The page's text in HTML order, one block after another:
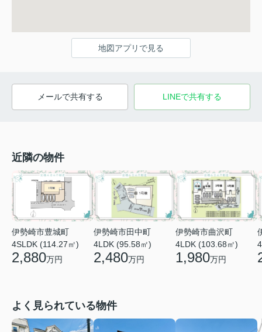
地図アプリで見る
メールで共有する LINEで共有する
近隣の物件
伊勢崎市豊城町
4SLDK (114.27㎡)
2,880万円
伊勢崎市田中町
4LDK (95.58㎡)
2,480万円
伊勢崎市曲沢町
4LDK (103.68㎡)
1,980万円
よく見られている物件